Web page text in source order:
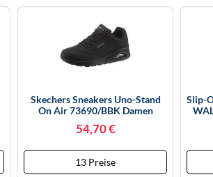
Skechers Sneakers Uno-Stand
On Air 73690/BBK Damen
54,70 €
13 Preise
Slip-